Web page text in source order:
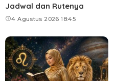
Jadwal dan Rutenya
4 Agustus 2026 18:45